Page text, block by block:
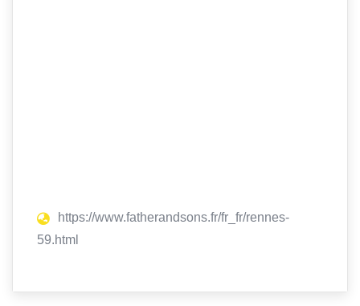
https://www.fatherandsons.fr/fr_fr/rennes-
59.html